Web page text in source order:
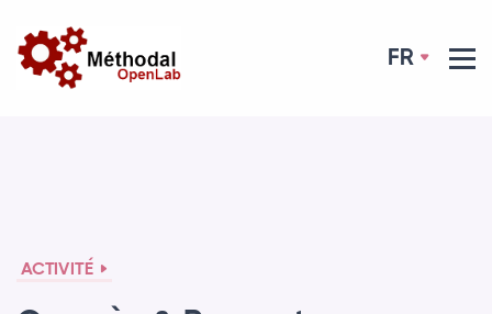
FR
ACTIVITÉ